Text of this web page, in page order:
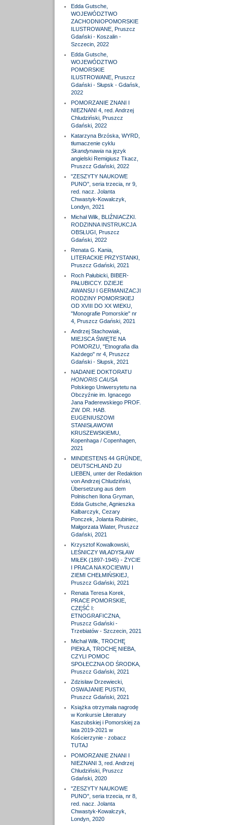
Edda Gutsche,
WOJEWÓDZTWO
ZACHODNIOPOMORSKIE
ILUSTROWANE, Pruszcz
Gdański - Koszalin -
Szczecin, 2022
Edda Gutsche,
WOJEWÓDZTWO
POMORSKIE
ILUSTROWANE, Pruszcz
Gdański - Słupsk - Gdańsk,
2022
POMORZANIE ZNANI I
NIEZNANI 4, red. Andrzej
Chludziński, Pruszcz
Gdański, 2022
Katarzyna Brzóska, WYRD,
tłumaczenie cyklu
Skandynawiana język
angielski Remigiusz Tkacz,
Pruszcz Gdański, 2022
"ZESZYTY NAUKOWE
PUNO", seria trzecia, nr 9,
red. nacz. Jolanta
Chwastyk-Kowalczyk,
Londyn, 2021
Michał Wilk, BLIŹNIACZKI.
RODZINNA INSTRUKCJA
OBSŁUGI, Pruszcz
Gdański, 2022
Renata G. Kania,
LITERACKIE PRZYSTANKI,
Pruszcz Gdański, 2021
Roch Pałubicki, BIBER-
PAŁUBICCY. DZIEJE
AWANSU I GERMANIZACJI
RODZINY POMORSKIEJ
OD XVIII DO XX WIEKU,
"Monografie Pomorskie" nr
4, Pruszcz Gdański, 2021
Andrzej Stachowiak,
MIEJSCA ŚWIĘTE NA
POMORZU, "Etnografia dla
Każdego" nr 4, Pruszcz
Gdański - Słupsk, 2021
NADANIE DOKTORATU
HONORIS CAUSA
Polskiego Uniwersytetu na
Obczyźnie im. Ignacego
Jana Paderewskiego PROF.
ZW. DR. HAB.
EUGENIUSZOWI
STANISŁAWOWI
KRUSZEWSKIEMU,
Kopenhaga / Copenhagen,
2021
MINDESTENS 44 GRÜNDE,
DEUTSCHLAND ZU
LIEBEN, unter der Redaktion
von Andrzej Chludziński,
Übersetzung aus dem
Polnischen Ilona Gryman,
Edda Gutsche, Agnieszka
Kalbarczyk, Cezary
Ponczek, Jolanta Rubiniec,
Małgorzata Wiater, Pruszcz
Gdański, 2021
Krzysztof Kowalkowski,
LEŚNICZY WŁADYSŁAW
MIŁEK (1897-1945) - ŻYCIE
I PRACA NA KOCIEWIU I
ZIEMI CHEŁMIŃSKIEJ,
Pruszcz Gdański, 2021
Renata Teresa Korek,
PRACE POMORSKIE,
CZĘŚĆ I:
ETNOGRAFICZNA,
Pruszcz Gdański -
Trzebiatów - Szczecin, 2021
Michał Wilk, TROCHĘ
PIEKŁA, TROCHĘ NIEBA,
CZYLI POMOC
SPOŁECZNA OD ŚRODKA,
Pruszcz Gdański, 2021
Zdzisław Drzewiecki,
OSWAJANIE PUSTKI,
Pruszcz Gdański, 2021
Książka otrzymała nagrodę
w Konkursie Literatury
Kaszubskiej i Pomorskiej za
lata 2019-2021 w
Kościerzynie - zobacz
TUTAJ
POMORZANIE ZNANI I
NIEZNANI 3, red. Andrzej
Chludziński, Pruszcz
Gdański, 2020
"ZESZYTY NAUKOWE
PUNO", seria trzecia, nr 8,
red. nacz. Jolanta
Chwastyk-Kowalczyk,
Londyn, 2020